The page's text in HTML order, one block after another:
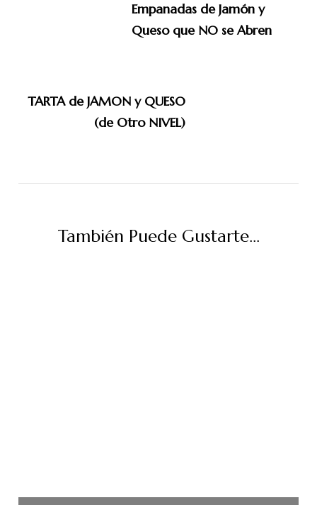
Empanadas de Jamón y
Queso que NO se Abren
TARTA de JAMON y QUESO
(de Otro NIVEL)
También Puede Gustarte...